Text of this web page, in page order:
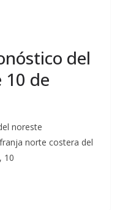
del
de
noreste
norte costera del
10